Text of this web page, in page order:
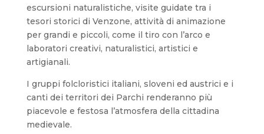
escursioni naturalistiche, visite guidate tra i
tesori storici di Venzone, attività di animazione
per grandi e piccoli, come il tiro con l’arco e
laboratori creativi, naturalistici, artistici e
artigianali.
I gruppi folcloristici italiani, sloveni ed austrici e i
canti dei territori dei Parchi renderanno più
piacevole e festosa l’atmosfera della cittadina
medievale.